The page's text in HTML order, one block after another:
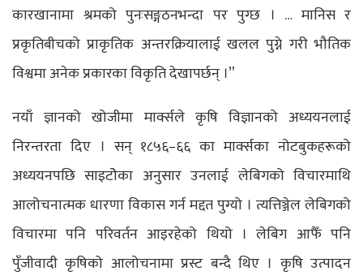
कारखानामा श्रमको पुनःसङ्गठनभन्दा पर पुग्छ । … मानिस र
प्रकृतिबीचको प्राकृतिक अन्तरक्रियालाई खलल पुग्ने गरी भौतिक
विश्वमा अनेक प्रकारका विकृति देखापर्छन् ।”
नयाँ ज्ञानको खोजीमा मार्क्सले कृषि विज्ञानको अध्ययनलाई
निरन्तरता दिए । सन् १८५६–६६ का मार्क्सका नोटबुकहरूको
अध्ययनपछि साइटोेका अनुसार उनलाई लेबिगको विचारमाथि
आलोचनात्मक धारणा विकास गर्न मद्दत पुग्यो । त्यत्तिञ्जेल लेबिगको
विचारमा पनि परिवर्तन आइरहेको थियो । लेबिग आफैँ पनि
पुँजीवादी कृषिको आलोचनामा प्रस्ट बन्दै थिए । कृषि उत्पादन